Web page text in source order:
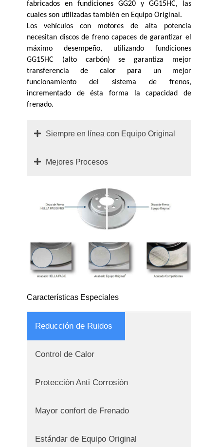
fabricados en fundiciones GG20 y GG15HC, las
cuales son utilizadas también en Equipo Original.
Los vehículos con motores de alta potencia
necesitan discos de freno capaces de garantizar el
máximo desempeño, utilizando fundiciones
GG15HC (alto carbón) se garantiza mejor
transferencia de calor para un mejor
funcionamiento del sistema de frenos,
incrementado de ésta forma la capacidad de
frenado.
Siempre en línea con Equipo Original
Mejores Procesos
Características Especiales
Reducción de Ruidos
Control de Calor
Protección Anti Corrosión
Mayor confort de Frenado
Estándar de Equipo Original